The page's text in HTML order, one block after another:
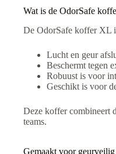
Wat is de OdorSafe
De OdorSafe koffer XL
Lucht en geur
Beschermt tegen
Robuust is voor
Geschikt is voor
Deze koffer combineert
teams.
Gemaakt voor